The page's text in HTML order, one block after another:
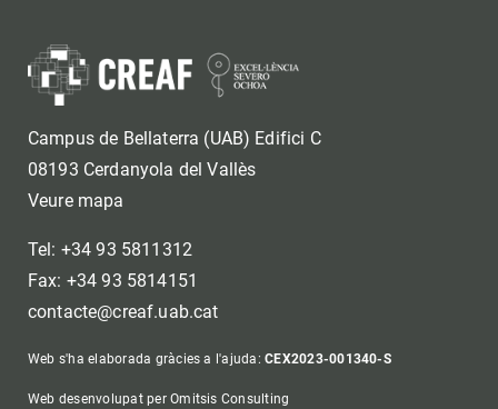
Campus de Bellaterra (UAB) Edifici C
08193 Cerdanyola del Vallès
Veure mapa
Tel: +34 93 5811312
Fax: +34 93 5814151
contacte@creaf.uab.cat
Web s'ha elaborada gràcies a l'ajuda:CEX2023-001340-S
Web desenvolupat per Omitsis Consulting